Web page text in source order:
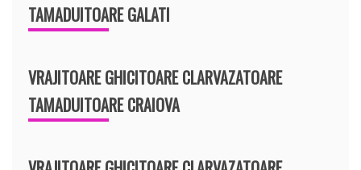
TAMADUITOARE GALATI
VRAJITOARE GHICITOARE CLARVAZATOARE
TAMADUITOARE CRAIOVA